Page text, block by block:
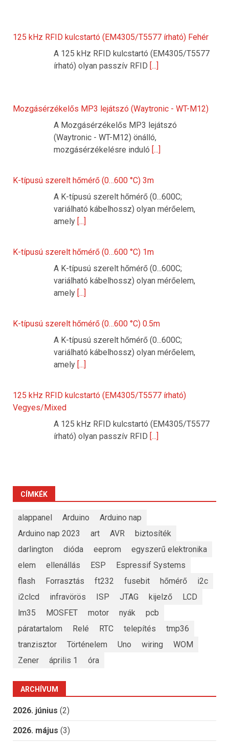
125 kHz RFID kulcstartó (EM4305/T5577 írható) Fehér
A 125 kHz RFID kulcstartó (EM4305/T5577
írható) olyan passzív RFID [...]
Mozgásérzékelős MP3 lejátszó (Waytronic - WT-M12)
A Mozgásérzékelős MP3 lejátszó
(Waytronic - WT-M12) önálló,
mozgásérzékelésre induló [...]
K-típusú szerelt hőmérő (0…600 °C) 3m
A K-típusú szerelt hőmérő (0...600C;
variálható kábelhossz) olyan mérőelem,
amely [...]
K-típusú szerelt hőmérő (0…600 °C) 1m
A K-típusú szerelt hőmérő (0...600C;
variálható kábelhossz) olyan mérőelem,
amely [...]
K-típusú szerelt hőmérő (0…600 °C) 0.5m
A K-típusú szerelt hőmérő (0...600C;
variálható kábelhossz) olyan mérőelem,
amely [...]
125 kHz RFID kulcstartó (EM4305/T5577 írható)
Vegyes/Mixed
A 125 kHz RFID kulcstartó (EM4305/T5577
írható) olyan passzív RFID [...]
CÍMKÉK
alappanel Arduino
Arduino nap
Arduino nap 2023
art AVR
biztosíték
darlington
dióda eeprom
egyszerű elektronika
elem
ellenállás ESP
Espressif Systems
flash
Forrasztás ft232 fusebit hőmérő
i2c
i2clcd
infravörös ISP JTAG kijelző
LCD
lm35
MOSFET motor nyák
pcb
páratartalom
Relé RTC telepítés
tmp36
tranzisztor
Történelem Uno wiring
WOM
Zener
április 1 óra
ARCHÍVUM
2026. június (2)
2026. május (3)